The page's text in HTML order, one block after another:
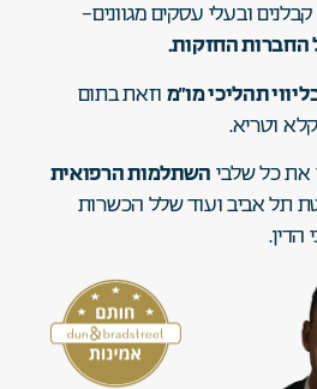
ובעלי עסקים מגוונים–
החברות החזקות.
תהליכי מו”מ וזאת בתום
וטריא.
את כל שלבי השתלמות הרפואית
תל אביב ועוד שלל הכשרות
הדין.